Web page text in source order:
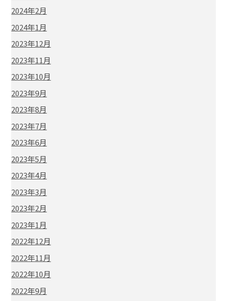
2024年2月
2024年1月
2023年12月
2023年11月
2023年10月
2023年9月
2023年8月
2023年7月
2023年6月
2023年5月
2023年4月
2023年3月
2023年2月
2023年1月
2022年12月
2022年11月
2022年10月
2022年9月